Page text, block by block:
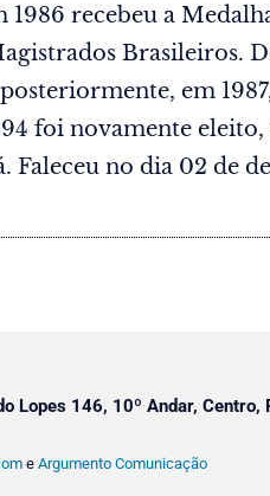
1986 recebeu a
Brasileiros.
em
foi novamente
Faleceu no dia 02 de
Lopes 146, 10º Andar,
e Argumento Comunicação